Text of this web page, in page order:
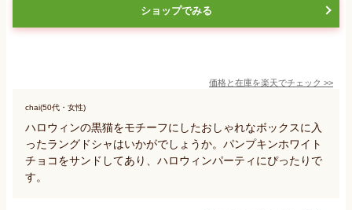
ショップでみる
価格と在庫を楽天でチェック >>
chai(50代・女性)
ハロウィンの黒猫をモチーフにしたおしゃれなボックスに入
ったラングドシャはいかがでしょうか。パンプキンホワイト
チョコをサンドしてあり、ハロウィンパーティにぴったりで
す。